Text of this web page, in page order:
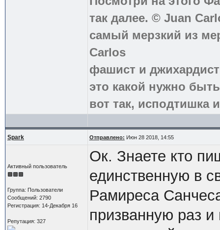
так далее. © Juan
самый мерзкий из
Carlos
фашист и
это какой нужно
вот так, исподтишка
Spark Отправлено: Июн 28 2018, 14:55
Активный пользователь
Группа: Пользователи
Сообщений: 2790
Регистрация: 14-Декабря 16
Репутация: 327
Ок. Знаете кто
единственную в
Рамиреса
призванную раз и